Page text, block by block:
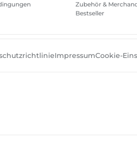
Zubehör &
Bestseller
ImpressumCookie-